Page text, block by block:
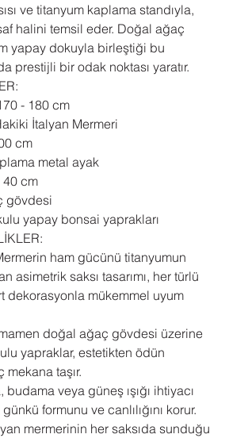
ve titanyum kaplama standıyla,
halini temsil eder. Doğal ağaç
yapay dokuyla birleştiği bu
prestijli bir odak noktası yaratır.
- 180 cm
İtalyan Mermeri
cm
metal ayak
40 cm
gövdesi
yapay bonsai yaprakları
ham gücünü titanyumun
asimetrik saksı tasarımı, her türlü
dekorasyonla mükemmel uyum
doğal ağaç gövdesi üzerine
yapraklar, estetikten ödün
taşır.
budama veya güneş ışığı ihtiyacı
formunu ve canlılığını korur.
mermerinin her saksıda sunduğu